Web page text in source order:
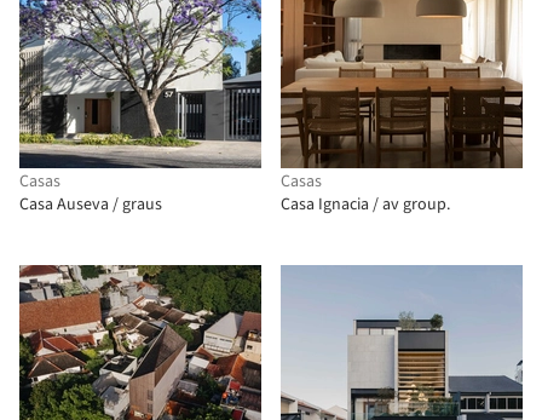
Casas
Casa Auseva / graus
Casas
Casa Ignacia / av group.